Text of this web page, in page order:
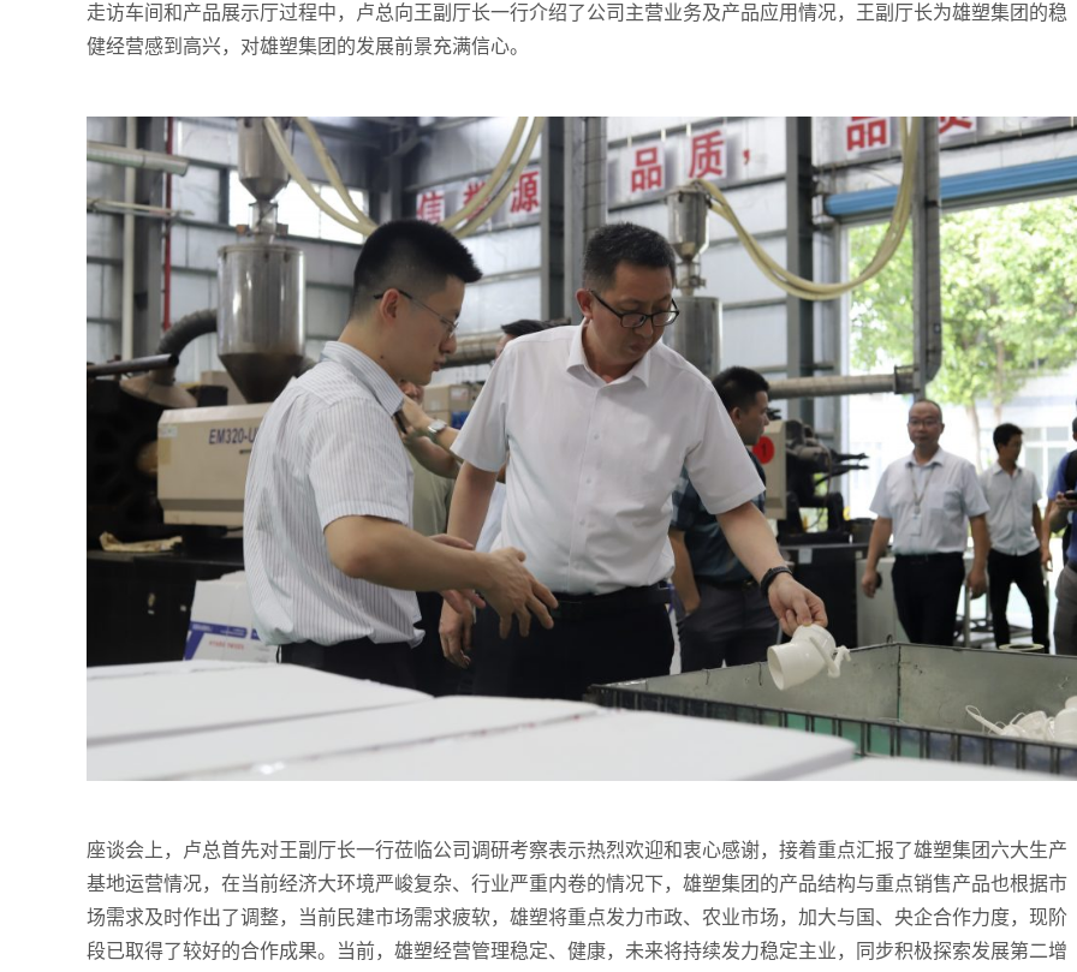
走访车间和产品展示厅过程中，卢总向王副厅长一行介绍了公司主营业务及产品应用情况，王副厅长为雄塑集团的稳
健经营感到高兴，对雄塑集团的发展前景充满信心。
座谈会上，卢总首先对王副厅长一行莅临公司调研考察表示热烈欢迎和衷心感谢，接着重点汇报了雄塑集团六大生产
基地运营情况，在当前经济大环境严峻复杂、行业严重内卷的情况下，雄塑集团的产品结构与重点销售产品也根据市
场需求及时作出了调整，当前民建市场需求疲软，雄塑将重点发力市政、农业市场，加大与国、央企合作力度，现阶
段已取得了较好的合作成果。当前，雄塑经营管理稳定、健康，未来将持续发力稳定主业，同步积极探索发展第二增